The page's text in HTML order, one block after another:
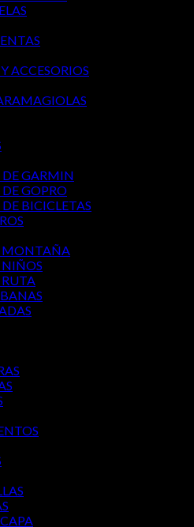
ACCESORIOS
DE GARMIN
GOPRO
BICICLETAS
MONTAÑA
NIÑOS
RUTA